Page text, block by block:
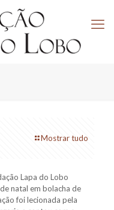
Mostrar tudo
Lapa do Lobo
natal em bolacha de
foi lecionada pela